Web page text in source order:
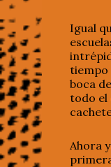
Igual
tiempo
boca
todo el
Ahora